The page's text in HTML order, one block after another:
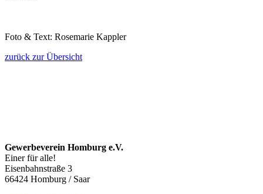
Foto & Text: Rosemarie Kappler
zurück zur Übersicht
Gewerbeverein Homburg e.V.
Einer für alle!
Eisenbahnstraße 3
66424 Homburg / Saar